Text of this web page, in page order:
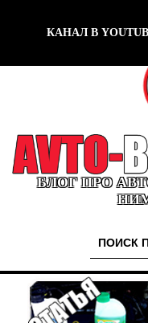
КАНАЛ В
БЛОГ ПРО